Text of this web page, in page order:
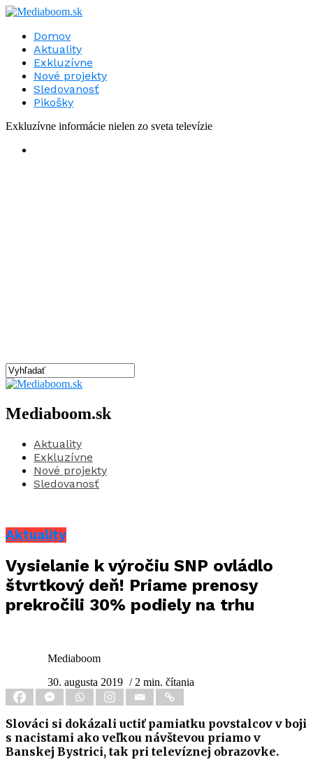
Domov
Aktuality
Exkluzívne
Nové projekty
Sledovanosť
Pikošky
Exkluzívne informácie nielen zo sveta televízie
Mediaboom.sk
Aktuality
Exkluzívne
Nové projekty
Sledovanosť
Aktuality
Vysielanie k výročiu SNP ovládlo
štvrtkový deň! Priame prenosy
prekročili 30% podiely na trhu
Mediaboom
30. augusta 2019 / 2 min. čítania
Slováci si dokázali uctiť pamiatku povstalcov v boji
s nacistami ako veľkou návštevou priamo v
Banskej Bystrici, tak pri televíznej obrazovke.